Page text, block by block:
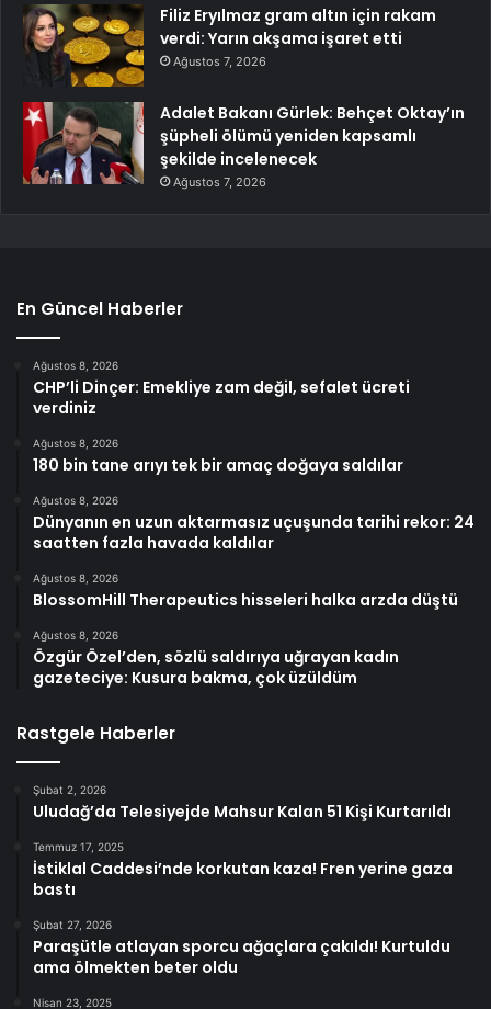
Filiz Eryılmaz gram altın için rakam
verdi: Yarın akşama işaret etti
Ağustos 7, 2026
Adalet Bakanı Gürlek: Behçet Oktay’ın
şüpheli ölümü yeniden kapsamlı
şekilde incelenecek
Ağustos 7, 2026
En Güncel Haberler
Ağustos 8, 2026
CHP’li Dinçer: Emekliye zam değil, sefalet ücreti
verdiniz
Ağustos 8, 2026
180 bin tane arıyı tek bir amaç doğaya saldılar
Ağustos 8, 2026
Dünyanın en uzun aktarmasız uçuşunda tarihi rekor: 24
saatten fazla havada kaldılar
Ağustos 8, 2026
BlossomHill Therapeutics hisseleri halka arzda düştü
Ağustos 8, 2026
Özgür Özel’den, sözlü saldırıya uğrayan kadın
gazeteciye: Kusura bakma, çok üzüldüm
Rastgele Haberler
Şubat 2, 2026
Uludağ’da Telesiyejde Mahsur Kalan 51 Kişi Kurtarıldı
Temmuz 17, 2025
İstiklal Caddesi’nde korkutan kaza! Fren yerine gaza
bastı
Şubat 27, 2026
Paraşütle atlayan sporcu ağaçlara çakıldı! Kurtuldu
ama ölmekten beter oldu
Nisan 23, 2025